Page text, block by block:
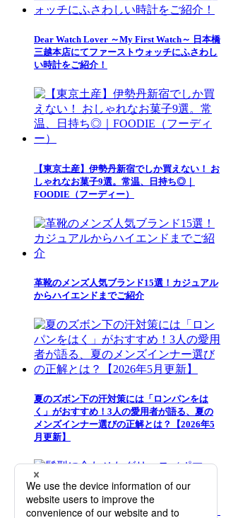
Dear Watch Lover ～My First Watch～ 日本橋
三越本店にてファーストウォッチにふさわし
い時計をご紹介！
【東京土産】伊勢丹新宿でしか買えない！ お
しゃれなお菓子9選。常温、日持ち◎｜
FOODIE（フーディー）
革靴のメンズ人気ブランド15選！カジュアル
からハイエンドまでご紹介
夏のズボン下の汗対策には「ロンパンをは
く」がおすすめ！3人の愛用者が語る、夏の
メンズインナー選びの正解とは？【2026年5
月更新】